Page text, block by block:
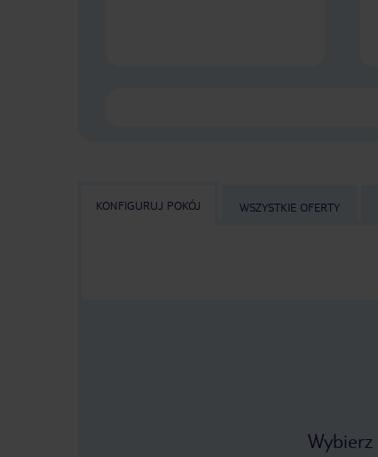
KONFIGURUJ POKÓJ WSZYSTKIE OFERTY
Wybierz